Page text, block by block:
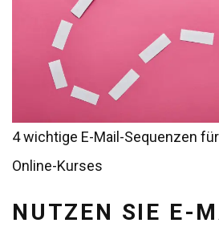
4 wichtige E-Mail-Sequenzen
Online-Kurses
NUTZEN SIE E-